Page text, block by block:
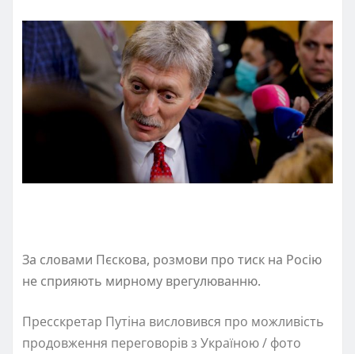
За словами Пєскова, розмови про тиск на Росію
не сприяють мирному врегулюванню.
Пресскретар Путіна висловився про можливість
продовження переговорів з Україною / фото